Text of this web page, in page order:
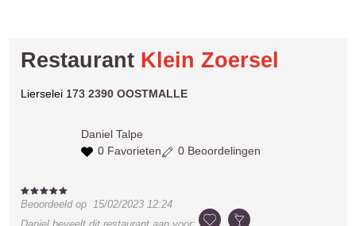
Restaurant Klein Zoersel
Lierselei 1732390 OOSTMALLE
Daniel Talpe
0 Favorieten
0 Beoordelingen
Beoordeeld op15/02/2023 12:24